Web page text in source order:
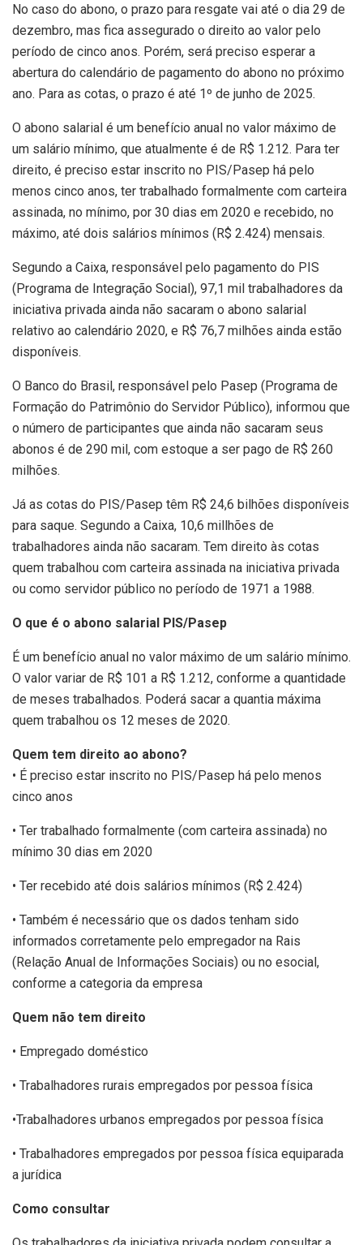
No caso do abono, o prazo para resgate vai até o dia 29 de
dezembro, mas fica assegurado o direito ao valor pelo
período de cinco anos. Porém, será preciso esperar a
abertura do calendário de pagamento do abono no próximo
ano. Para as cotas, o prazo é até 1º de junho de 2025.
O abono salarial é um benefício anual no valor máximo de
um salário mínimo, que atualmente é de R$ 1.212. Para ter
direito, é preciso estar inscrito no PIS/Pasep há pelo
menos cinco anos, ter trabalhado formalmente com carteira
assinada, no mínimo, por 30 dias em 2020 e recebido, no
máximo, até dois salários mínimos (R$ 2.424) mensais.
Segundo a Caixa, responsável pelo pagamento do PIS
(Programa de Integração Social), 97,1 mil trabalhadores da
iniciativa privada ainda não sacaram o abono salarial
relativo ao calendário 2020, e R$ 76,7 milhões ainda estão
disponíveis.
O Banco do Brasil, responsável pelo Pasep (Programa de
Formação do Patrimônio do Servidor Público), informou que
o número de participantes que ainda não sacaram seus
abonos é de 290 mil, com estoque a ser pago de R$ 260
milhões.
Já as cotas do PIS/Pasep têm R$ 24,6 bilhões disponíveis
para saque. Segundo a Caixa, 10,6 millhões de
trabalhadores ainda não sacaram. Tem direito às cotas
quem trabalhou com carteira assinada na iniciativa privada
ou como servidor público no período de 1971 a 1988.
O que é o abono salarial PIS/Pasep
É um benefício anual no valor máximo de um salário mínimo.
O valor variar de R$ 101 a R$ 1.212, conforme a quantidade
de meses trabalhados. Poderá sacar a quantia máxima
quem trabalhou os 12 meses de 2020.
Quem tem direito ao abono?
• É preciso estar inscrito no PIS/Pasep há pelo menos
cinco anos
• Ter trabalhado formalmente (com carteira assinada) no
mínimo 30 dias em 2020
• Ter recebido até dois salários mínimos (R$ 2.424)
• Também é necessário que os dados tenham sido
informados corretamente pelo empregador na Rais
(Relação Anual de Informações Sociais) ou no esocial,
conforme a categoria da empresa
Quem não tem direito
• Empregado doméstico
• Trabalhadores rurais empregados por pessoa física
•Trabalhadores urbanos empregados por pessoa física
• Trabalhadores empregados por pessoa física equiparada
a jurídica
Como consultar